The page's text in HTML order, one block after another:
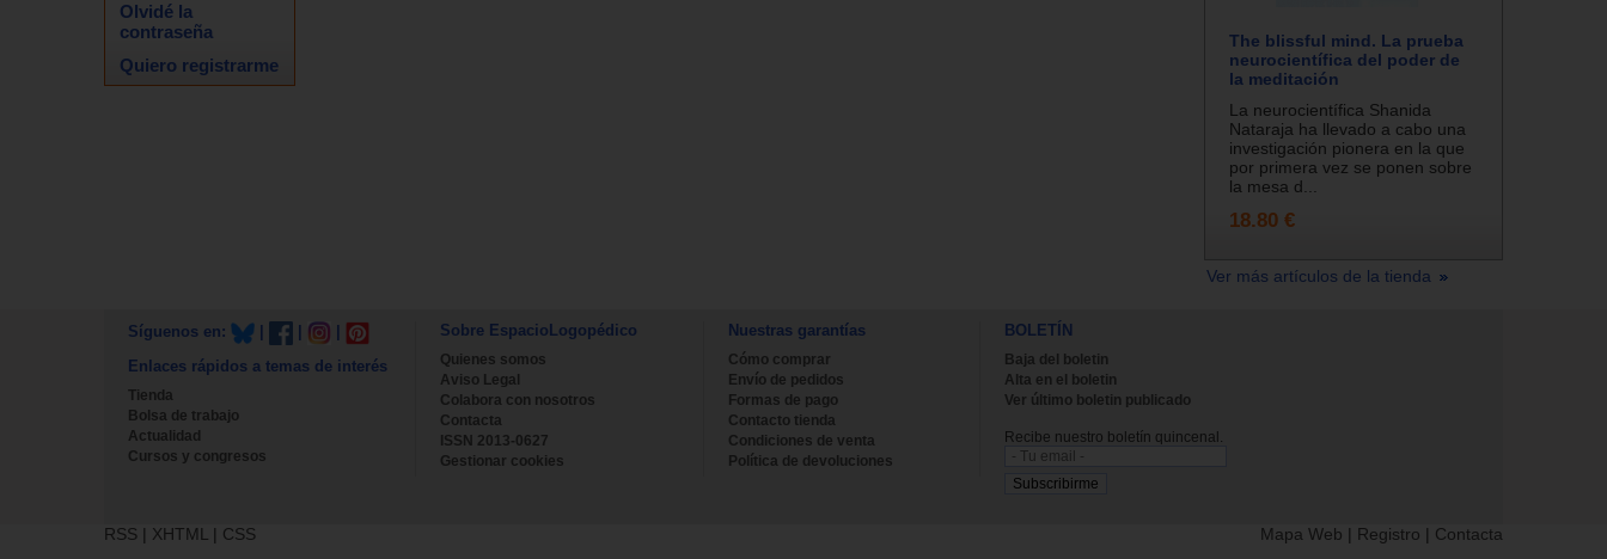
Olvidé la
contraseña
Quiero registrarme
The blissful mind. La prueba
neurocientífica del poder de
la meditación
La neurocientífica Shanida
Nataraja ha llevado a cabo una
investigación pionera en la que
por primera vez se ponen sobre
la mesa d...
18.80 €
Ver más artículos de la tienda
Síguenos en:
Enlaces rápidos a temas de interés
Tienda
Bolsa de trabajo
Actualidad
Cursos y congresos
Sobre EspacioLogopédico
Quienes somos
Aviso Legal
Colabora con nosotros
Contacta
ISSN 2013-0627
Gestionar cookies
Nuestras garantías
Cómo comprar
Envío de pedidos
Formas de pago
Contacto tienda
Condiciones de venta
Política de devoluciones
BOLETÍN
Baja del boletin
Alta en el boletin
Ver último boletin publicado
Recibe nuestro boletín quincenal.
RSS | XHTML | CSS Mapa Web | Registro | Contacta